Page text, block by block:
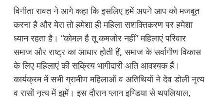
विनीता रावत ने आगे कहा कि इसलिए हमें अपने आप को मजबूत
करना है और मेरा तो हमेशा ही महिला सशक्तिकरण पर हमेशा
ध्यान रहता है। “कोमल है तू कमजोर नहीं” महिलाएं परिवार
समाज और राष्ट्र का आधार होती हैं, समाज के सर्वागीण विकास
के लिए महिलाएं की सक्रिय भागीदारी अति आवश्यक हैं।
कार्यक्रम में सभी ग्रामीण महिलाओं व अतिथियों ने देव डोली नृत्य
व रासों नृत्य में झुमें। इस दौरान प्लान इण्डिया से थपलियाल,